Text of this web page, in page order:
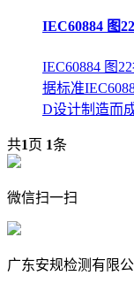
IEC60884 图
IEC60884 图
据标准
D设计制造而成
共1页 1条
微信扫一扫
广东安规检测有限